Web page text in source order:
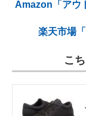
Amazon「アウ
楽天市場
こ